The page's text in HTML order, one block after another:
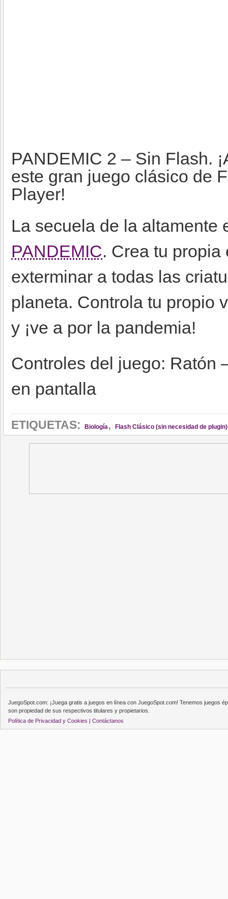
PANDEMIC 2 – Sin Flash.
este gran juego clásico de
Player!
La secuela de la altamente
PANDEMIC. Crea tu propia
exterminar a todas las
planeta. Controla tu propio
y ¡ve a por la pandemia!
Controles del juego: Ratón
en pantalla
ETIQUETAS: Biología, Flash Clásico (sin necesidad de plugin)
JuegoSpot.com: ¡Juega gratis a juegos en línea con JuegoSpot.com! Tenemos juegos
son propiedad de sus respectivos titulares y propietarios.
Política de Privacidad y Cookies | Contáctanos